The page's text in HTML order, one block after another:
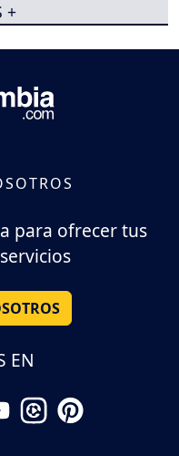
+
para ofrecer tus
EN